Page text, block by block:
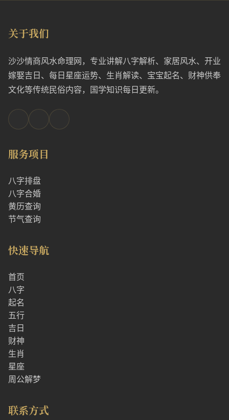
关于我们
沙沙情商风水命理网，专业讲解八字解析、家居风水、开业
嫁娶吉日、每日星座运势、生肖解读、宝宝起名、财神供奉
文化等传统民俗内容，国学知识每日更新。
服务项目
八字排盘
八字合婚
黄历查询
节气查询
快速导航
首页
八字
起名
五行
吉日
财神
生肖
星座
周公解梦
联系方式